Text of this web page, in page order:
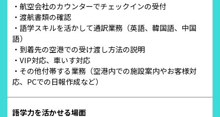
・航空会社のカウンターでチェックインの受付
・渡航書類の確認
・語学スキルを活かして通訳業務（英語、韓国語、中国
語）
・到着先の空港での受け渡し方法の説明
・VIP対応、車いす対応
・その他付帯する業務（空港内での施設案内やお客様対
応、PCでの日報作成など）
語学力を活かせる場面